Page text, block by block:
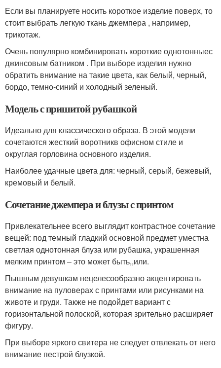
Если вы планируете носить короткое изделие поверх, то
стоит выбрать легкую ткань джемпера , например,
трикотаж.
Очень популярно комбинировать короткие однотонныес
джинсовым батником . При выборе изделия нужно
обратить внимание на такие цвета, как белый, черный,
бордо, темно-синий и холодный зеленый.
Модель с пришитой рубашкой
Идеально для классического образа. В этой модели
сочетаются жесткий воротникв офисном стиле и
округлая горловина основного изделия.
Наиболее удачные цвета для: черный, серый, бежевый,
кремовый и белый.
Сочетание джемпера и блузы с принтом
Привлекательнее всего выглядит контрастное сочетание
вещей: под темный гладкий основной предмет уместна
светлая однотонная блуза или рубашка, украшенная
мелким принтом – это может быть,,или.
Пышным девушкам нецелесообразно акцентировать
внимание на пуловерах с принтами или рисунками на
животе и груди. Также не подойдет вариант с
горизонтальной полоской, которая зрительно расширяет
фигуру.
При выборе яркого свитера не следует отвлекать от него
внимание пестрой блузкой.